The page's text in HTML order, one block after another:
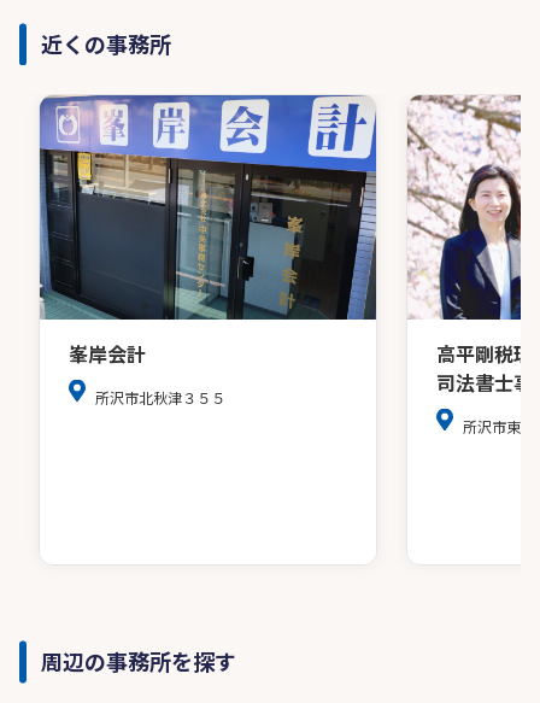
近くの事務所
峯岸会計
所沢市北秋津３５５
高平剛税
司法書士事
所沢市東所
周辺の事務所を探す